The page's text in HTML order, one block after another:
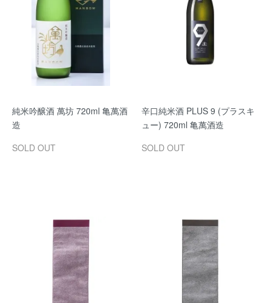
純米吟醸酒 萬坊 720ml 亀萬酒
造
SOLD OUT
辛口純米酒 PLUS 9 (プラスキ
ュー) 720ml 亀萬酒造
SOLD OUT